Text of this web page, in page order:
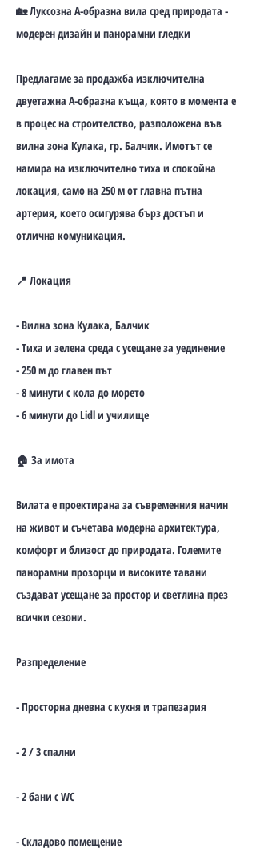
🏡 Луксозна А-образна вила сред природата -
модерен дизайн и панорамни гледки
Предлагаме за продажба изключителна
двуетажна А-образна къща, която в момента е
в процес на строителство, разположена във
вилна зона Кулака, гр. Балчик. Имотът се
намира на изключително тиха и спокойна
локация, само на 250 м от главна пътна
артерия, което осигурява бърз достъп и
отлична комуникация.
📍 Локация
- Вилна зона Кулака, Балчик
- Тиха и зелена среда с усещане за уединение
- 250 м до главен път
- 8 минути с кола до морето
- 6 минути до Lidl и училище
🏠 За имота
Вилата е проектирана за съвременния начин
на живот и съчетава модерна архитектура,
комфорт и близост до природата. Големите
панорамни прозорци и високите тавани
създават усещане за простор и светлина през
всички сезони.
Разпределение
- Просторна дневна с кухня и трапезария
- 2 / 3 спални
- 2 бани с WC
- Складово помещение